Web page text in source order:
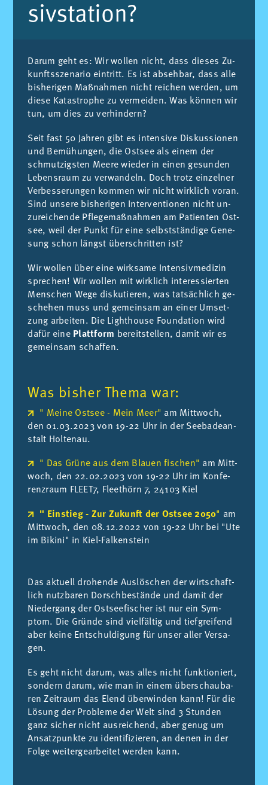
siv­sta­ti­on?
Dar­um geht es: Wir wol­len nicht, dass die­ses Zu­
kunfts­sze­na­rio ein­tritt. Es ist ab­seh­bar, dass alle
bis­he­ri­gen Maß­nah­men nicht rei­chen wer­den, um
die­se Ka­ta­stro­phe zu ver­mei­den. Was kön­nen wir
tun, um dies zu ver­hin­dern?
Seit fast 50 Jah­ren gibt es in­ten­si­ve Dis­kus­sio­nen
und Be­mü­hun­gen, die Ost­see als ei­nem der
schmut­zigs­ten Mee­re wie­der in ei­nen ge­sun­den
Le­bens­raum zu ver­wan­deln. Doch trotz ein­zel­ner
Ver­bes­se­run­gen kom­men wir nicht wirk­lich vor­an.
Sind un­se­re bis­he­ri­gen In­ter­ven­tio­nen nicht un­
zu­rei­chen­de Pfle­ge­maß­nah­men am Pa­ti­en­ten Ost­
see, weil der Punkt für eine selbst­stän­di­ge Ge­ne­
sung schon längst über­schrit­ten ist?
Wir wol­len über eine wirk­sa­me In­ten­siv­me­di­zin
spre­chen! Wir wol­len mit wirk­lich in­ter­es­sier­ten
Men­schen Wege dis­ku­tie­ren, was tat­säch­lich ge­
sche­hen muss und ge­mein­sam an ei­ner Um­set­
zung ar­bei­ten. Die Lighthouse Foun­da­ti­on wird
da­für eine Plattform be­reit­stel­len, da­mit wir es
ge­mein­sam schaf­fen.
Was bisher Thema war:
" Meine Ostsee - Mein Meer" am Mitt­woch,
den 01.03.2023 von 19-22 Uhr in der See­ba­de­an­
stalt Hol­ten­au.
" Das Grüne aus dem Blauen fischen" am Mitt­
woch, den 22.02.2023 von 19-22 Uhr im Kon­fe­
renz­raum FLEE­T7, Fleet­hörn 7, 24103 Kiel
" Einstieg - Zur Zukunft der Ostsee 2050" am
Mitt­woch, den 08.12.2022 von 19-22 Uhr bei "Ute
im Bi­ki­ni" in Kiel-Fal­ken­stein
Das ak­tu­ell dro­hen­de Aus­lö­schen der wirt­schaft­
lich nutz­ba­ren Dorsch­be­stän­de und da­mit der
Nie­der­gang der Ost­see­fi­scher ist nur ein Sym­
ptom. Die Grün­de sind viel­fäl­tig und tief­grei­fend
aber kei­ne Ent­schul­di­gung für un­ser al­ler Ver­sa­
gen.
Es geht nicht dar­um, was al­les nicht funk­tio­niert,
son­dern dar­um, wie man in ei­nem über­schau­ba­
ren Zeit­raum das Elend über­win­den kann! Für die
Lö­sung der Pro­ble­me der Welt sind 3 Stun­den
ganz si­cher nicht aus­rei­chend, aber ge­nug um
An­satz­punk­te zu iden­ti­fi­zie­ren, an de­nen in der
Fol­ge wei­ter­ge­ar­bei­tet wer­den kann.